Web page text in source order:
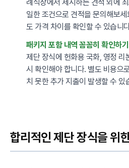
례식장에서 제시하는 견적 외에
일한 조건으로 견적을 문의해보
도 가격 차이를 확인할 수 있습니
패키지 포함 내역 꼼꼼히 확인하
제단 장식에 헌화용 국화, 영정
시 확인해야 합니다. 별도 비용으
치 못한 추가 지출이 발생할 수 있
합리적인 제단 장식을 위